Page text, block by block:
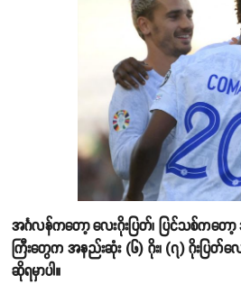
အင်္ဂလန်ကတော့ လေးဂိုးပြတ်၊ ပြင်သစ်ကတ
ကြီးတွေက အနည်းဆုံး (၆) ဂိုး၊ (၇) ဂိုးပြ
ဆိုရမှာပါ။